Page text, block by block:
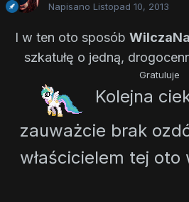
Napisano Listopad 10, 2013
I w ten oto sposób
szkatułę o jedną,
Gratuluje
Kolejna
zauważcie brak
właścicielem tej oto